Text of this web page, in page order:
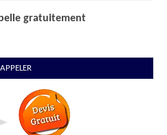
gratuitement